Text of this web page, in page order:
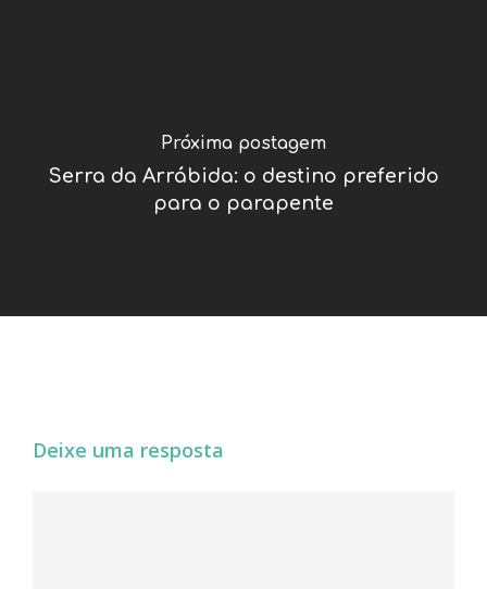
Próxima postagem
Serra da Arrábida: o destino preferido
para o parapente
Deixe uma resposta